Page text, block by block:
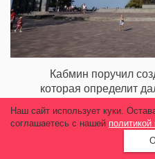
Кабмин поручил
которая определит
9
Наш сайт использует куки.
соглашаетесь с нашей